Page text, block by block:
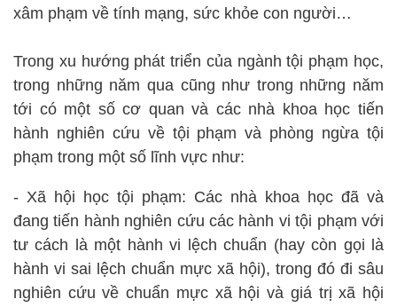
xâm phạm về tính mạng, sức khỏe con người…
Trong xu hướng phát triển của ngành tội phạm học,
trong những năm qua cũng như trong những năm
tới có một số cơ quan và các nhà khoa học tiến
hành nghiên cứu về tội phạm và phòng ngừa tội
phạm trong một số lĩnh vực như:
- Xã hội học tội phạm: Các nhà khoa học đã và
đang tiến hành nghiên cứu các hành vi tội phạm với
tư cách là một hành vi lệch chuẩn (hay còn gọi là
hành vi sai lệch chuẩn mực xã hội), trong đó đi sâu
nghiên cứu về chuẩn mực xã hội và giá trị xã hội